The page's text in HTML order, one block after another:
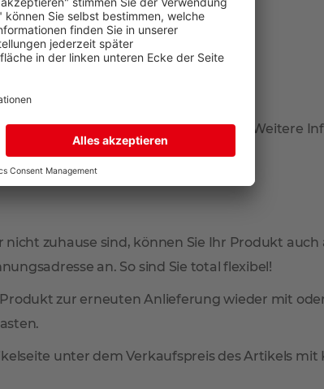
oder Bad König abzuholen. Weitere
zuhause sind, können Sie Ihr Produkt
an. So sind Sie total flexibel!
zur erneuten Anlieferung wieder mit
unter dem Verkaufspreis des Artikels mit